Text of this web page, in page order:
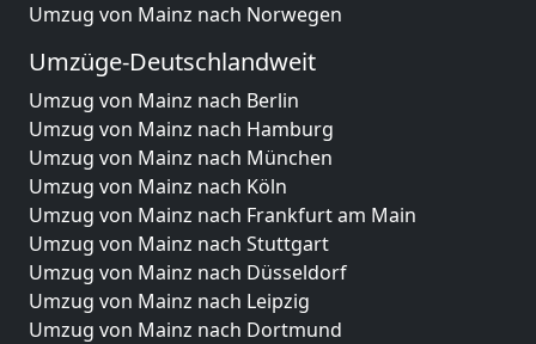
Umzug von Mainz nach Norwegen
Umzüge-Deutschlandweit
Umzug von Mainz nach Berlin
Umzug von Mainz nach Hamburg
Umzug von Mainz nach München
Umzug von Mainz nach Köln
Umzug von Mainz nach Frankfurt am Main
Umzug von Mainz nach Stuttgart
Umzug von Mainz nach Düsseldorf
Umzug von Mainz nach Leipzig
Umzug von Mainz nach Dortmund